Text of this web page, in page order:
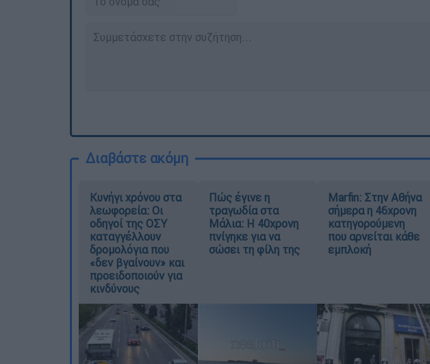
Διαβάστε ακόμη
Κυνήγι χρόνου στα
λεωφορεία: Οι
οδηγοί της ΟΣΥ
καταγγέλλουν
δρομολόγια που
«δεν βγαίνουν» και
προειδοποιούν για
κινδύνους
Πώς έγινε η
τραγωδία στα
Μάλια: Η 40χρονη
πνίγηκε για να
σώσει τη φίλη της
Marfin: Στην Αθήνα
σήμερα η 46χρονη
κατηγορούμενη
που αρνείται κάθε
εμπλοκή